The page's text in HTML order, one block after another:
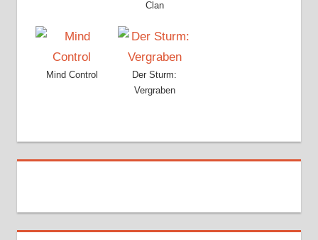
Clan
Mind Control
Der Sturm:
Vergraben